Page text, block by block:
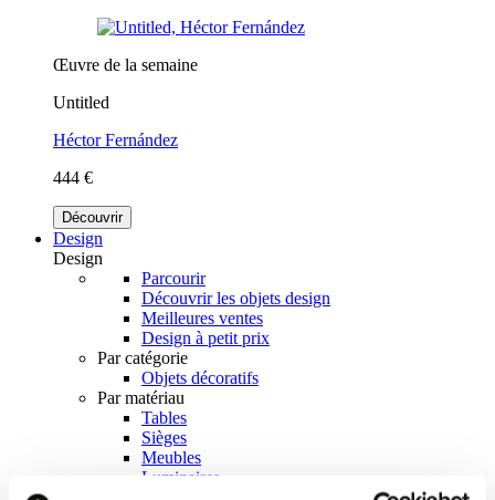
Œuvre de la semaine
Untitled
Héctor Fernández
444 €
Découvrir
Design
Design
Parcourir
Découvrir les objets design
Meilleures ventes
Design à petit prix
Par catégorie
Objets décoratifs
Par matériau
Tables
Sièges
Meubles
Luminaires